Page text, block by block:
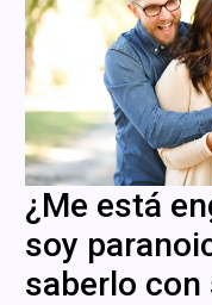
¿Me está
soy
saberlo con